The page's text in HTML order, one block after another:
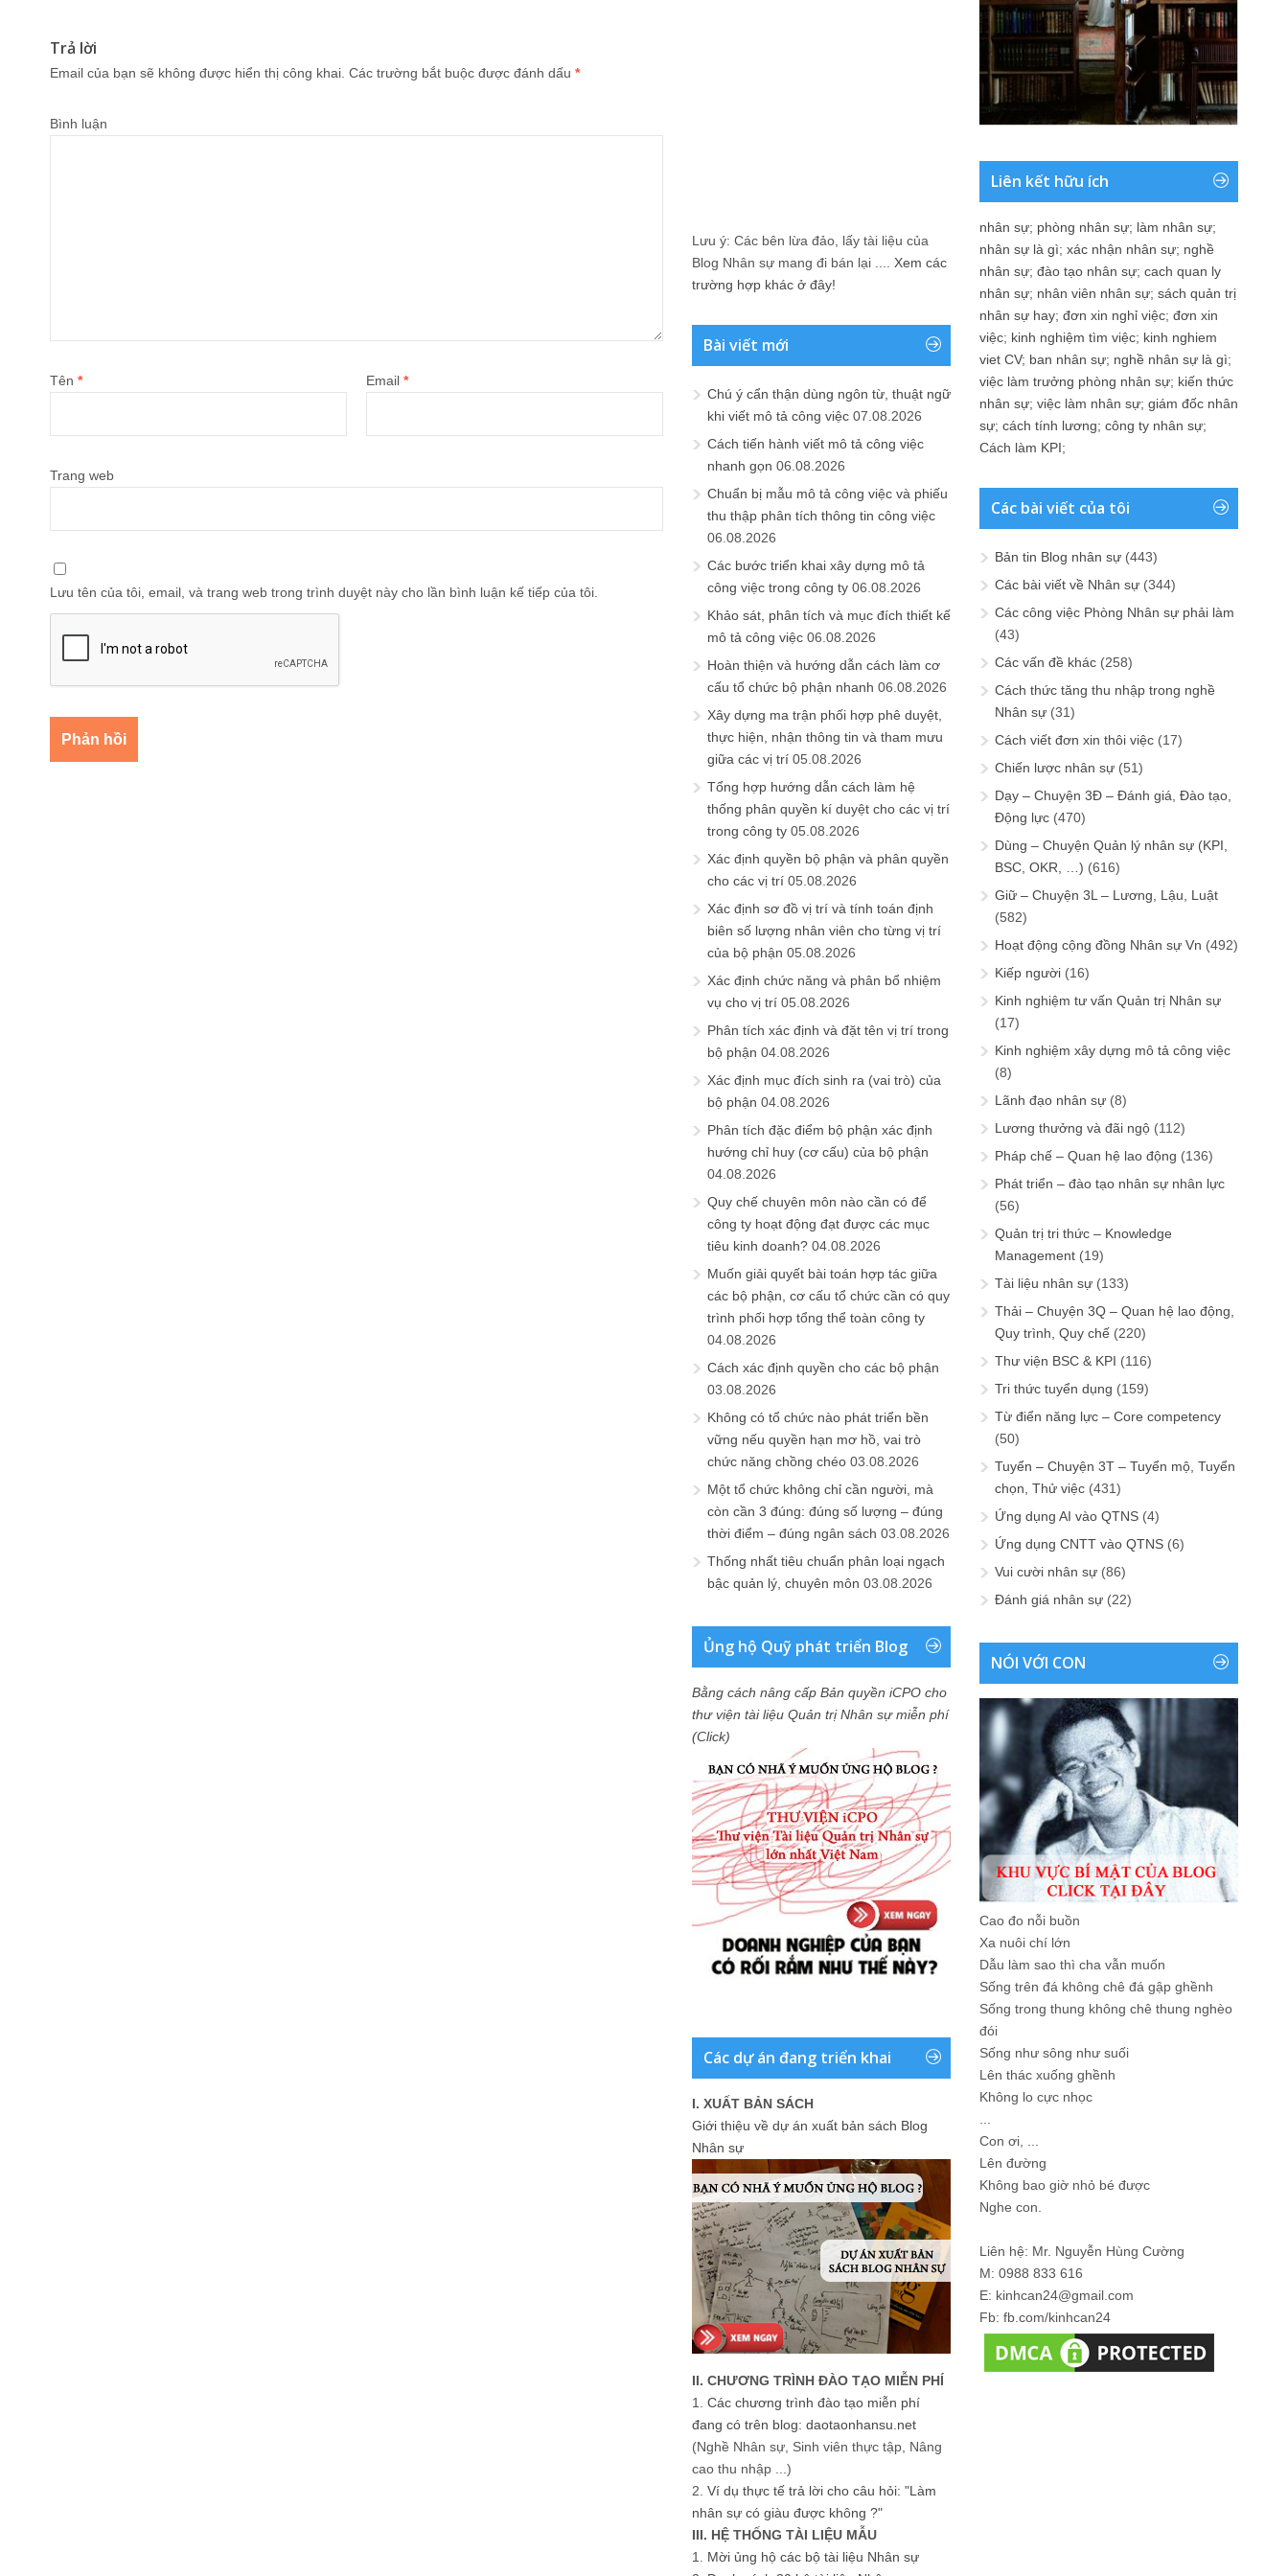
Trả lời
Email của bạn sẽ không được hiển thị công khai. Các trường bắt buộc được đánh dấu *
Bình luận
Tên * Email *
Trang web
Lưu tên của tôi, email, và trang web trong trình duyệt này cho lần bình luận kế tiếp của tôi.
Lưu ý: Các bên lừa đảo, lấy tài liệu của
Blog Nhân sự mang đi bán lại .... Xem các
trường hợp khác ở đây!
Bài viết mới
Chú ý cẩn thận dùng ngôn từ, thuật ngữ
khi viết mô tả công việc 07.08.2026
Cách tiến hành viết mô tả công việc
nhanh gọn 06.08.2026
Chuẩn bị mẫu mô tả công việc và phiếu
thu thập phân tích thông tin công việc
06.08.2026
Các bước triển khai xây dựng mô tả
công việc trong công ty 06.08.2026
Khảo sát, phân tích và mục đích thiết kế
mô tả công việc 06.08.2026
Hoàn thiện và hướng dẫn cách làm cơ
cấu tổ chức bộ phận nhanh 06.08.2026
Xây dựng ma trận phối hợp phê duyệt,
thực hiện, nhận thông tin và tham mưu
giữa các vị trí 05.08.2026
Tổng hợp hướng dẫn cách làm hệ
thống phân quyền kí duyệt cho các vị trí
trong công ty 05.08.2026
Xác định quyền bộ phận và phân quyền
cho các vị trí 05.08.2026
Xác định sơ đồ vị trí và tính toán định
biên số lượng nhân viên cho từng vị trí
của bộ phận 05.08.2026
Xác định chức năng và phân bổ nhiệm
vụ cho vị trí 05.08.2026
Phân tích xác định và đặt tên vị trí trong
bộ phận 04.08.2026
Xác định mục đích sinh ra (vai trò) của
bộ phận 04.08.2026
Phân tích đặc điểm bộ phận xác định
hướng chỉ huy (cơ cấu) của bộ phận
04.08.2026
Quy chế chuyên môn nào cần có để
công ty hoạt động đạt được các mục
tiêu kinh doanh? 04.08.2026
Muốn giải quyết bài toán hợp tác giữa
các bộ phận, cơ cấu tổ chức cần có quy
trình phối hợp tổng thể toàn công ty
04.08.2026
Cách xác định quyền cho các bộ phận
03.08.2026
Không có tổ chức nào phát triển bền
vững nếu quyền hạn mơ hồ, vai trò
chức năng chồng chéo 03.08.2026
Một tổ chức không chỉ cần người, mà
còn cần 3 đúng: đúng số lượng – đúng
thời điểm – đúng ngân sách 03.08.2026
Thống nhất tiêu chuẩn phân loại ngạch
bậc quản lý, chuyên môn 03.08.2026
Ủng hộ Quỹ phát triển Blog
Bằng cách nâng cấp Bản quyền iCPO cho
thư viện tài liệu Quản trị Nhân sự miễn phí
(Click)
Các dự án đang triển khai
I. XUẤT BẢN SÁCH
Giới thiệu về dự án xuất bản sách Blog
Nhân sự
II. CHƯƠNG TRÌNH ĐÀO TẠO MIỄN PHÍ
1. Các chương trình đào tạo miễn phí
đang có trên blog: daotaonhansu.net
(Nghề Nhân sự, Sinh viên thực tập, Nâng
cao thu nhập ...)
2. Ví dụ thực tế trả lời cho câu hỏi: "Làm
nhân sự có giàu được không ?"
III. HỆ THỐNG TÀI LIỆU MẪU
1. Mời ủng hộ các bộ tài liệu Nhân sự
Liên kết hữu ích
nhân sự; phòng nhân sự; làm nhân sự;
nhân sự là gì; xác nhận nhân sự; nghề
nhân sự; đào tạo nhân sự; cach quan ly
nhân sự; nhân viên nhân sự; sách quản trị
nhân sự hay; đơn xin nghỉ việc; đơn xin
việc; kinh nghiệm tìm việc; kinh nghiem
viet CV; ban nhân sự; nghề nhân sự là gì;
việc làm trưởng phòng nhân sự; kiến thức
nhân sự; việc làm nhân sự; giám đốc nhân
sự; cách tính lương; công ty nhân sự;
Cách làm KPI;
Các bài viết của tôi
Bản tin Blog nhân sự (443)
Các bài viết về Nhân sự (344)
Các công việc Phòng Nhân sự phải làm
(43)
Các vấn đề khác (258)
Cách thức tăng thu nhập trong nghề
Nhân sự (31)
Cách viết đơn xin thôi việc (17)
Chiến lược nhân sự (51)
Dạy – Chuyện 3Đ – Đánh giá, Đào tạo,
Động lực (470)
Dùng – Chuyện Quản lý nhân sự (KPI,
BSC, OKR, …) (616)
Giữ – Chuyện 3L – Lương, Lậu, Luật
(582)
Hoạt động cộng đồng Nhân sự Vn (492)
Kiếp người (16)
Kinh nghiệm tư vấn Quản trị Nhân sự
(17)
Kinh nghiệm xây dựng mô tả công việc
(8)
Lãnh đạo nhân sự (8)
Lương thưởng và đãi ngộ (112)
Pháp chế – Quan hệ lao động (136)
Phát triển – đào tạo nhân sự nhân lực
(56)
Quản trị tri thức – Knowledge
Management (19)
Tài liệu nhân sự (133)
Thải – Chuyện 3Q – Quan hệ lao động,
Quy trình, Quy chế (220)
Thư viện BSC & KPI (116)
Tri thức tuyển dụng (159)
Từ điển năng lực – Core competency
(50)
Tuyển – Chuyện 3T – Tuyển mộ, Tuyển
chọn, Thử việc (431)
Ứng dụng AI vào QTNS (4)
Ứng dụng CNTT vào QTNS (6)
Vui cười nhân sự (86)
Đánh giá nhân sự (22)
NÓI VỚI CON
Cao đo nỗi buồn
Xa nuôi chí lớn
Dẫu làm sao thì cha vẫn muốn
Sống trên đá không chê đá gập ghềnh
Sống trong thung không chê thung nghèo
đói
Sống như sông như suối
Lên thác xuống ghềnh
Không lo cực nhọc
Con ơi, ...
Lên đường
Không bao giờ nhỏ bé được
Nghe con.
Liên hệ: Mr. Nguyễn Hùng Cường
M: 0988 833 616
E: kinhcan24@gmail.com
Fb: fb.com/kinhcan24